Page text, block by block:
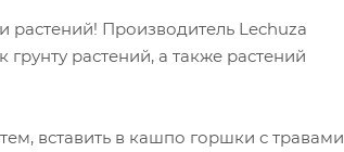
растений! Производитель Lechuza
растений, а также растений
вставить в кашпо горшки с травами